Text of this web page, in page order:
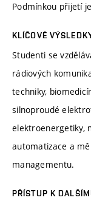
Podmínkou přijetí
KLÍČOVÉ
Studenti se
rádiových
techniky,
silnoproudé
elektroenergetiky,
automatizace a
managementu.
PŘÍSTUP K